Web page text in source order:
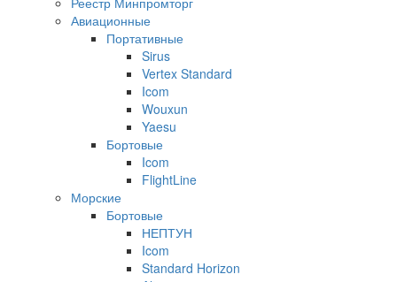
Авиационные
Портативные
Sirus
Vertex Standard
Icom
Wouxun
Yaesu
Бортовые
Icom
FlightLine
Морские
Бортовые
НЕПТУН
Icom
Standard Horizon